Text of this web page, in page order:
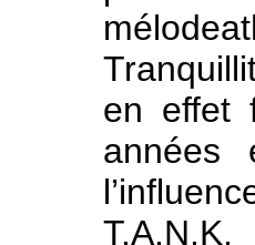
en effet
années